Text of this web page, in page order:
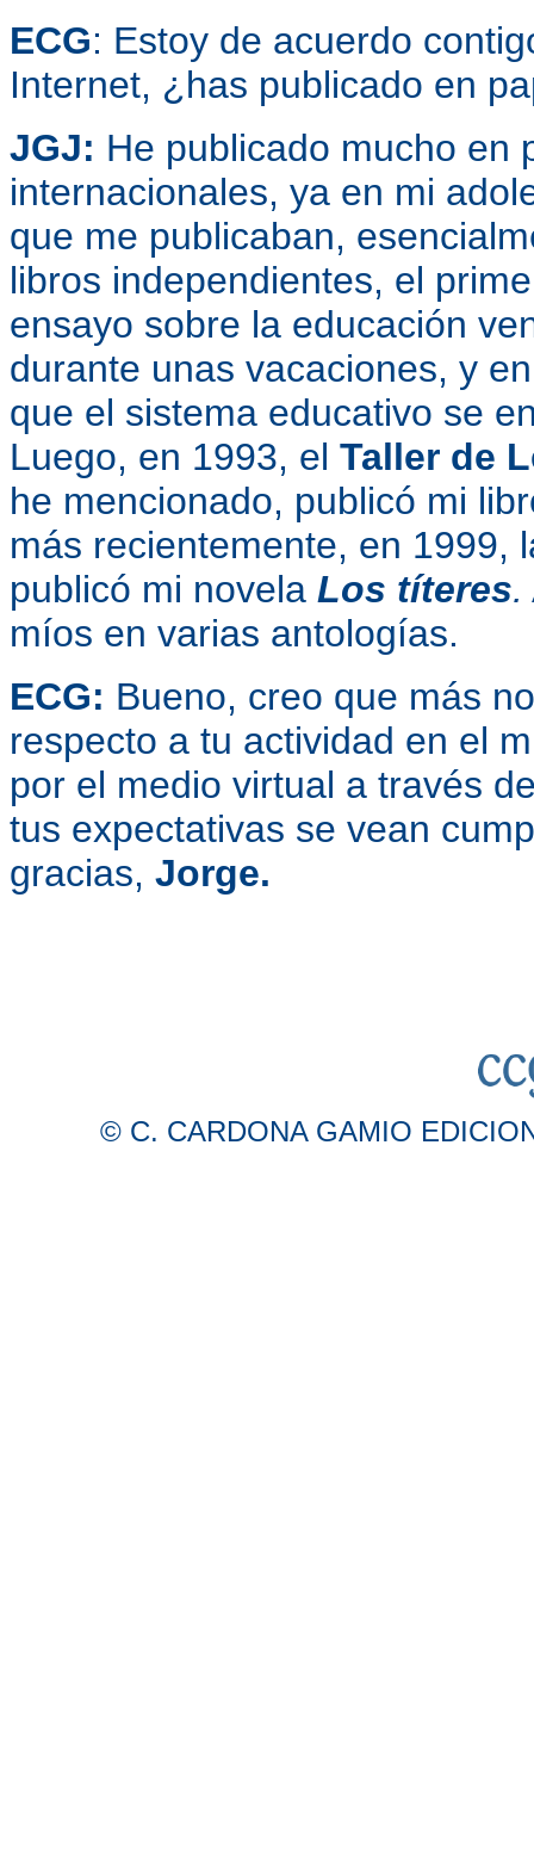
ECG: Estoy de acuerdo
Internet, ¿has publicado en
JGJ: He publicado mucho en
internacionales, ya en mi
que me publicaban,
libros independientes, el
ensayo sobre la educación
durante unas vacaciones, y
que el sistema educativo se
Luego, en 1993, el Taller de
he mencionado, publicó mi
más recientemente, en 1999,
publicó mi novela Los títeres.
míos en varias antologías.
ECG: Bueno, creo que más
respecto a tu actividad en el
por el medio virtual a través
tus expectativas se vean
gracias, Jorge.
© C. CARDONA GAMIO